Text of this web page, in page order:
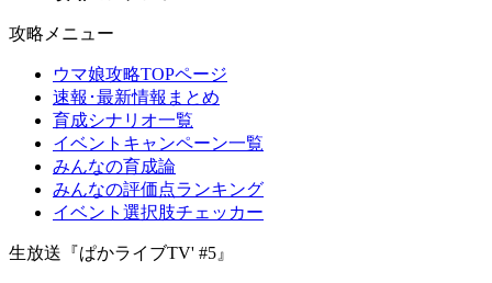
攻略メニュー
ウマ娘攻略TOPページ
速報･最新情報まとめ
育成シナリオ一覧
イベントキャンペーン一覧
みんなの育成論
みんなの評価点ランキング
イベント選択肢チェッカー
生放送『ぱかライブTV' #5』